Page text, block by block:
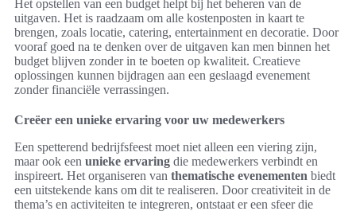
Het opstellen van een budget helpt bij het beheren van de
uitgaven. Het is raadzaam om alle kostenposten in kaart te
brengen, zoals locatie, catering, entertainment en decoratie. Door
vooraf goed na te denken over de uitgaven kan men binnen het
budget blijven zonder in te boeten op kwaliteit. Creatieve
oplossingen kunnen bijdragen aan een geslaagd evenement
zonder financiële verrassingen.
Creëer een unieke ervaring voor uw medewerkers
Een spetterend bedrijfsfeest moet niet alleen een viering zijn,
maar ook een unieke ervaring die medewerkers verbindt en
inspireert. Het organiseren van thematische evenementen biedt
een uitstekende kans om dit te realiseren. Door creativiteit in de
thema’s en activiteiten te integreren, ontstaat er een sfeer die